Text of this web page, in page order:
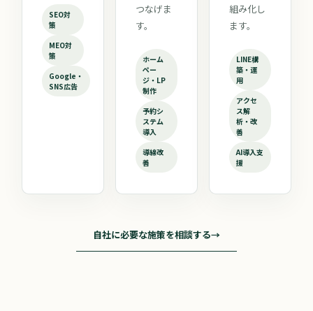
SEO対
策
MEO対
策
Google・
SNS広告
つなげま
す。
ホーム
ペー
ジ・LP
制作
予約シ
ステム
導入
導線改
善
組み化し
ます。
LINE構
築・運
用
アクセ
ス解
析・改
善
AI導入支
援
自社に必要な施策を相談する→